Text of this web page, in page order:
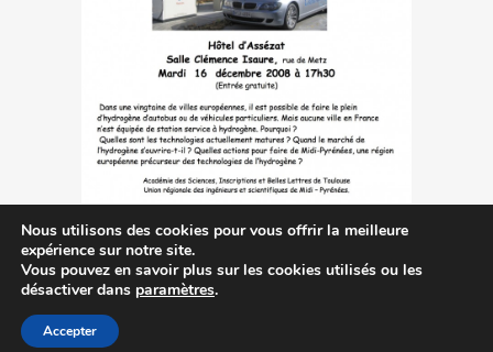
Nous utilisons des cookies pour vous offrir la meilleure
expérience sur notre site.
Vous pouvez en savoir plus sur les cookies utilisés ou les
désactiver dans paramètres.
Accepter